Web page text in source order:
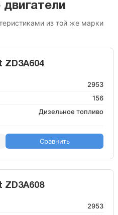
из той же марки
ZD3A604
2953
156
Дизельное топливо
Сравнить
ZD3A608
2953